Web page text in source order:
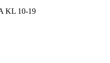
KL 10-19